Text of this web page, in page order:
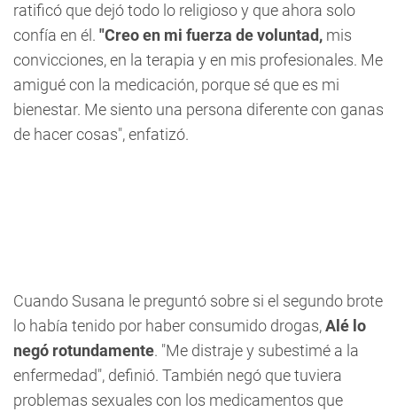
ratificó que dejó todo lo religioso y que ahora solo
confía en él. "Creo en mi fuerza de voluntad, mis
convicciones, en la terapia y en mis profesionales. Me
amigué con la medicación, porque sé que es mi
bienestar. Me siento una persona diferente con ganas
de hacer cosas", enfatizó.
Cuando Susana le preguntó sobre si el segundo brote
lo había tenido por haber consumido drogas,Alé lo
negó rotundamente. "Me distraje y subestimé a la
enfermedad", definió. También negó que tuviera
problemas sexuales con los medicamentos que